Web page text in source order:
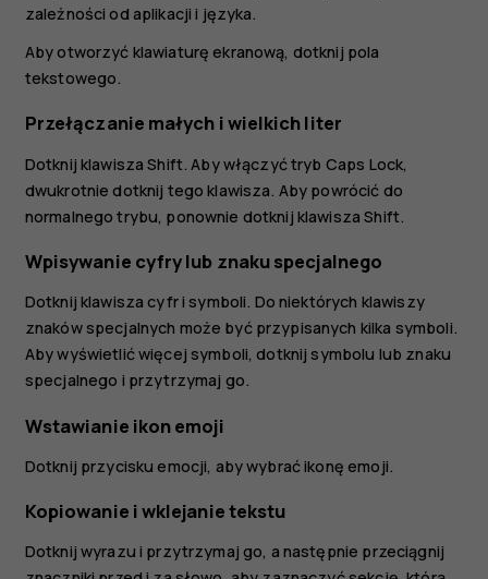
zależności od aplikacji i języka.
Aby otworzyć klawiaturę ekranową, dotknij pola
tekstowego.
Przełączanie małych i wielkich liter
Dotknij klawisza Shift. Aby włączyć tryb Caps Lock,
dwukrotnie dotknij tego klawisza. Aby powrócić do
normalnego trybu, ponownie dotknij klawisza Shift.
Wpisywanie cyfry lub znaku specjalnego
Dotknij klawisza cyfr i symboli. Do niektórych klawiszy
znaków specjalnych może być przypisanych kilka symboli.
Aby wyświetlić więcej symboli, dotknij symbolu lub znaku
specjalnego i przytrzymaj go.
Wstawianie ikon emoji
Dotknij przycisku emocji, aby wybrać ikonę emoji.
Kopiowanie i wklejanie tekstu
Dotknij wyrazu i przytrzymaj go, a następnie przeciągnij